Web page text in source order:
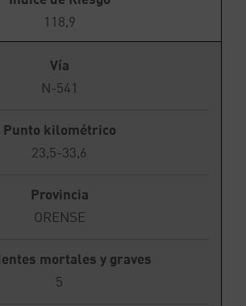
118,9
Vía
N-541
Punto kilométrico
23,5-33,6
Provincia
ORENSE
mortales y graves
5